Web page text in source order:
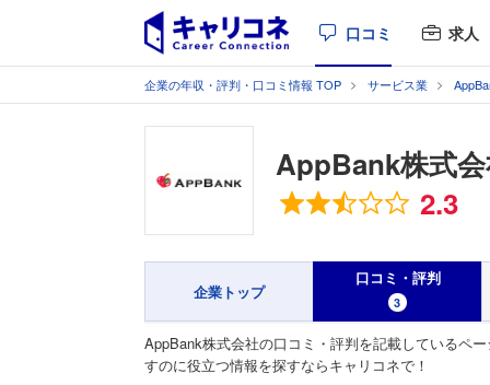
口コミ 求人
企業の年収・評判・口コミ情報 TOP サービス業
AppBank株式
総合評価 2.3
企業トップ
口コミ・評判
3
AppBank株式会社の口コミ・評判を記載しているペ
すのに役立つ情報を探すならキャリコネで！